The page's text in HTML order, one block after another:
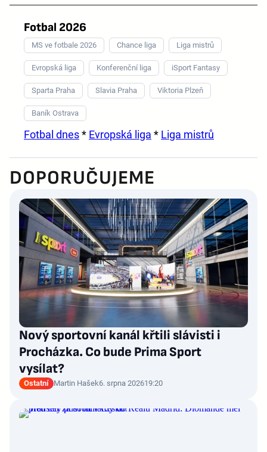
Fotbal 2026
MS ve fotbale 2026 Chance liga Liga mistrů
Evropská liga Konferenční liga iSport Fantasy
Sparta Praha Slavia Praha Viktoria Plzeň
Baník Ostrava
Fotbal dnes* Evropská liga * Liga mistrů
DOPORUČUJEME
Nový sportovní kanál křtili slávisti i
Procházka. Co bude Prima Sport
vysílat?
Ostatní Martin Hašek6. srpna 202619:20